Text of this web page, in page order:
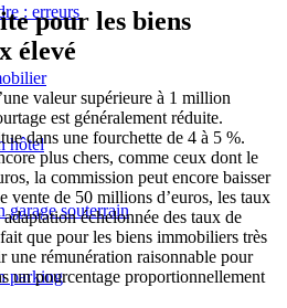
: erreurs
hôtel
garage souterrain
parking
pour les biens
élevé
valeur supérieure à 1 million
est généralement réduite.
dans une fourchette de 4 à 5 %.
plus chers, comme ceux dont le
la commission peut encore baisser
vente de 50 millions d’euros, les taux
échelonnée des taux de
que pour les biens immobiliers très
une rémunération raisonnable pour
un pourcentage proportionnellement